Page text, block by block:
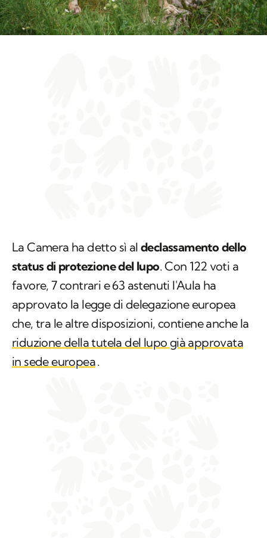
La Camera ha detto sì al declassamento dello
status di protezione del lupo. Con 122 voti a
favore, 7 contrari e 63 astenuti l'Aula ha
approvato la legge di delegazione europea
che, tra le altre disposizioni, contiene anche la
riduzione della tutela del lupo già approvata
in sede europea.